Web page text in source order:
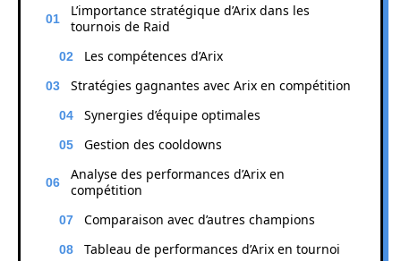
L’importance stratégique d’Arix dans les
tournois de Raid
Les compétences d’Arix
Stratégies gagnantes avec Arix en compétition
Synergies d’équipe optimales
Gestion des cooldowns
Analyse des performances d’Arix en
compétition
Comparaison avec d’autres champions
Tableau de performances d’Arix en tournoi